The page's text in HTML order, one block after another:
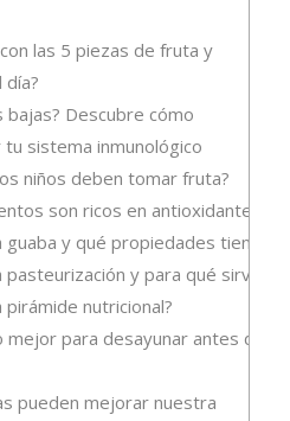
las 5 piezas de fruta y
día?
bajas? Descubre cómo
sistema inmunológico
niños deben tomar fruta?
son ricos en antioxidantes?
guaba y qué propiedades tiene?
pasteurización y para qué sirve?
pirámide nutricional?
mejor para desayunar antes de
pueden mejorar nuestra